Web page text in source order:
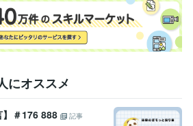
ライター
在
2026年1月 ~ 現在
年8月 ~ 2025年4月
筆中 ココナラコンテンツマーケットにて
にオススメ
】＃176 888
記事